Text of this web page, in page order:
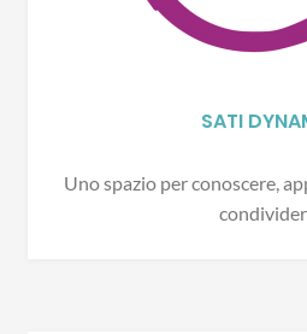
SATI
Uno spazio per conoscere,